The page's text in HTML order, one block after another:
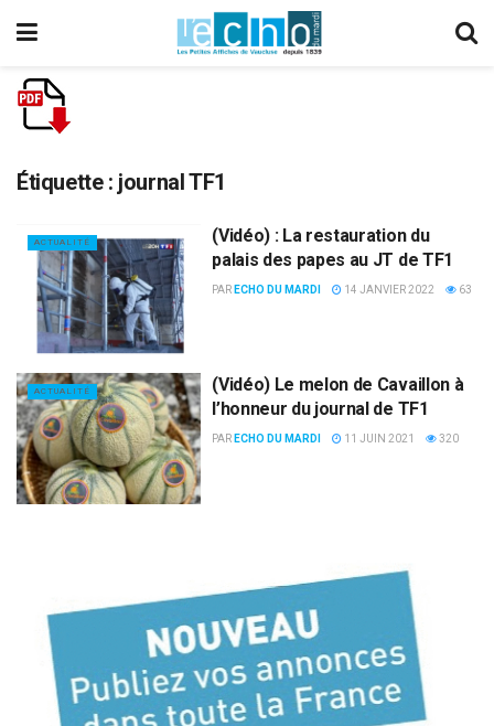
Étiquette : journal TF1
ACTUALITÉ
(Vidéo) : La restauration du
palais des papes au JT de TF1
PAR ECHO DU MARDI 14 JANVIER 2022 63
ACTUALITÉ
(Vidéo) Le melon de Cavaillon à
l’honneur du journal de TF1
PAR ECHO DU MARDI 11 JUIN 2021 320